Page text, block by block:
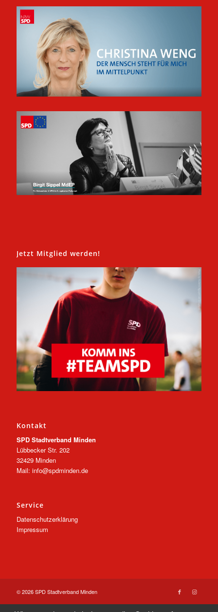
Jetzt Mitglied werden!
Kontakt
SPD Stadtverband Minden
Lübbecker Str. 202
32429 Minden
Mail: info@spdminden.de
Service
Datenschutzerklärung
Impressum
© 2026 SPD Stadtverband Minden